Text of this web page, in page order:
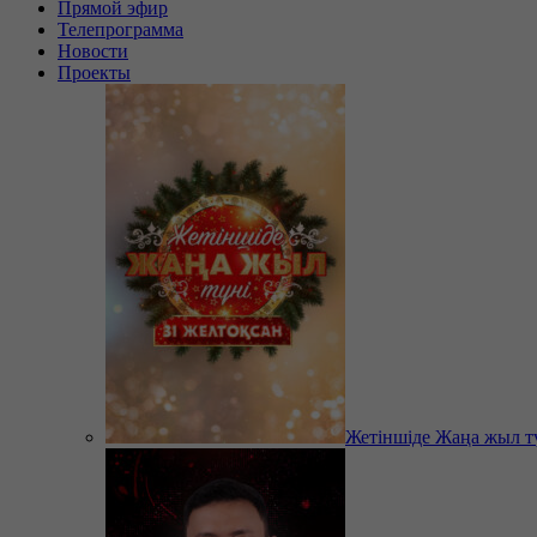
Прямой эфир
Телепрограмма
Новости
Проекты
Жетіншіде Жаңа жыл